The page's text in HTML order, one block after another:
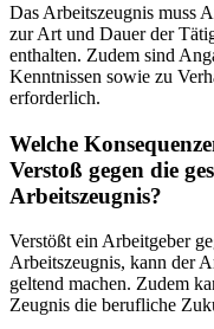
Das Arbeitszeugnis muss
zur Art und Dauer der
enthalten. Zudem sind
Kenntnissen sowie zu
erforderlich.
Welche
Verstoß gegen die
Arbeitszeugnis?
Verstößt ein Arbeitgeber
Arbeitszeugnis, kann der
geltend machen. Zudem
Zeugnis die berufliche